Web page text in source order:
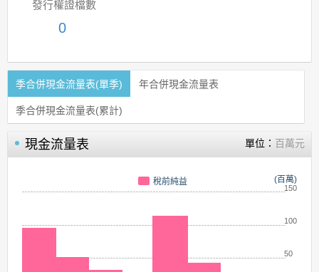
發行權證檔數
0
季合併現金流量表(單季) 年合併現金流量表
季合併現金流量表(累計)
現金流量表 單位： 百萬元
(百萬)
稅前純益
50
100
150